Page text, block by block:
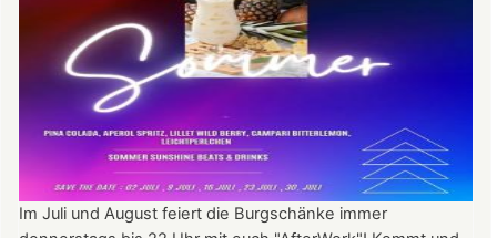
Im Juli und August feiert die Burgschänke immer